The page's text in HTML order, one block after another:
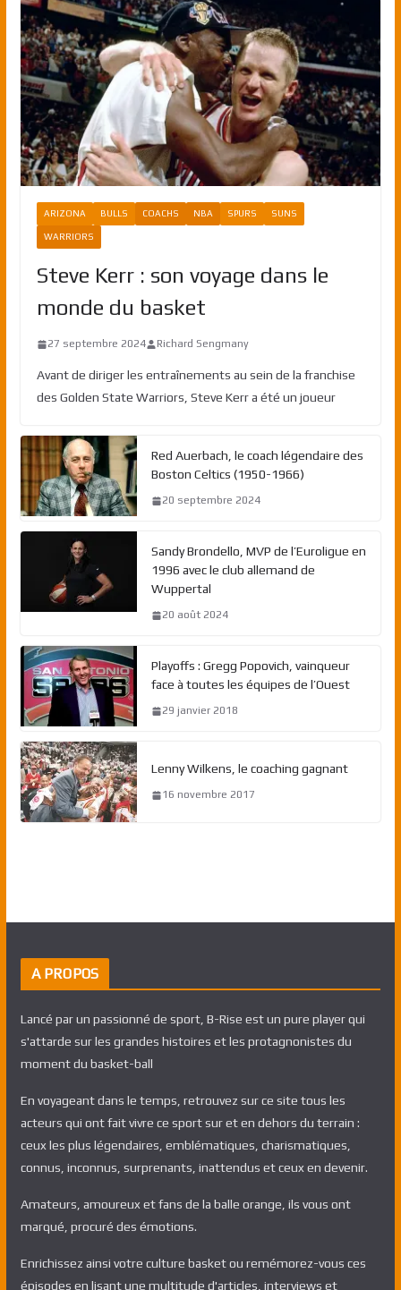
ARIZONA BULLS COACHS NBA SPURS SUNS
WARRIORS
Steve Kerr : son voyage dans le
monde du basket
27 septembre 2024 Richard Sengmany
Avant de diriger les entraînements au sein de la franchise
des Golden State Warriors, Steve Kerr a été un joueur
Red Auerbach, le coach légendaire des
Boston Celtics (1950-1966)
20 septembre 2024
Sandy Brondello, MVP de l’Euroligue en
1996 avec le club allemand de
Wuppertal
20 août 2024
Playoffs : Gregg Popovich, vainqueur
face à toutes les équipes de l’Ouest
29 janvier 2018
Lenny Wilkens, le coaching gagnant
16 novembre 2017
A PROPOS
Lancé par un passionné de sport, B-Rise est un pure player qui
s'attarde sur les grandes histoires et les protagnonistes du
moment du basket-ball
En voyageant dans le temps, retrouvez sur ce site tous les
acteurs qui ont fait vivre ce sport sur et en dehors du terrain :
ceux les plus légendaires, emblématiques, charismatiques,
connus, inconnus, surprenants, inattendus et ceux en devenir.
Amateurs, amoureux et fans de la balle orange, ils vous ont
marqué, procuré des émotions.
Enrichissez ainsi votre culture basket ou remémorez-vous ces
épisodes en lisant une multitude d'articles, interviews et